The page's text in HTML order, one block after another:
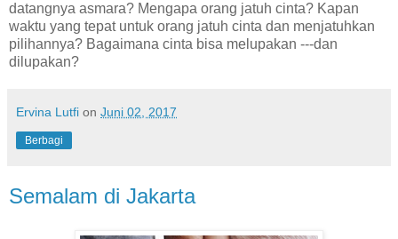
datangnya asmara? Mengapa orang jatuh cinta? Kapan
waktu yang tepat untuk orang jatuh cinta dan menjatuhkan
pilihannya? Bagaimana cinta bisa melupakan ---dan
dilupakan?
Ervina Lutfi on Juni 02, 2017
Berbagi
Semalam di Jakarta